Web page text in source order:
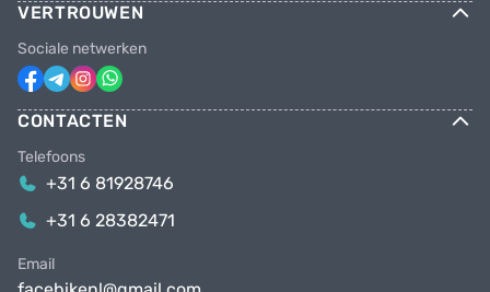
VERTROUWEN
Sociale netwerken
CONTACTEN
Telefoons
+31 6 81928746
+31 6 28382471
Email